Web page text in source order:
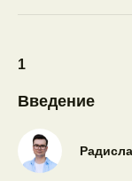
1
Введение